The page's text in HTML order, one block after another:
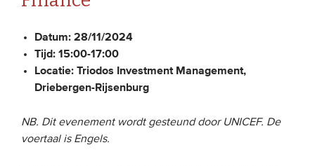
EVENEMENTEN
Datum:28/11/2024
Tijd:15:00-17:00
Locatie:Triodos Investment Management,
Driebergen-Rijsenburg
NB. Dit evenement wordt gesteund door UNICEF. De
voertaal is Engels.